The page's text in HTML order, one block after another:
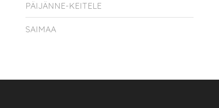
PÄIJÄNNE-KEITELE
SAIMAA